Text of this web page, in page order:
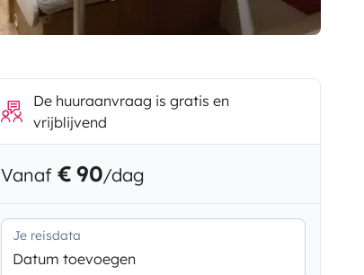
De huuraanvraag is gratis en
vrijblijvend
Vanaf € 90/dag
Je reisdata
Datum toevoegen